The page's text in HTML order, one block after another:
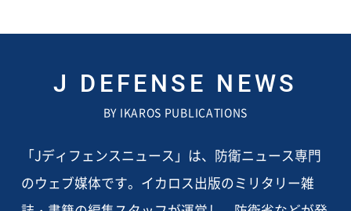
J DEFENSE NEWS
BY IKAROS PUBLICATIONS
「Jディフェンスニュース」は、防衛ニュース専門
のウェブ媒体です。イカロス出版のミリタリー雑